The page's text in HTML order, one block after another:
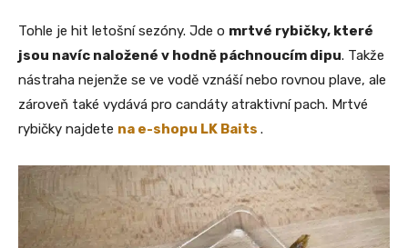
Tohle je hit letošní sezóny. Jde o mrtvé rybičky, které
jsou navíc naložené v hodně páchnoucím dipu. Takže
nástraha nejenže se ve vodě vznáší nebo rovnou plave, ale
zároveň také vydává pro candáty atraktivní pach. Mrtvé
rybičky najdete na e-shopu LK Baits .